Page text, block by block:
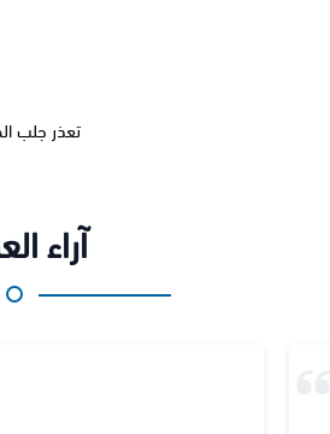
تعذر جلب
آراء